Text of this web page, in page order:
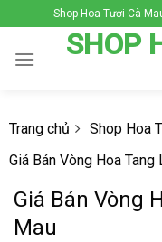
to
content
Shop Hoa Tươi Cà
SHOP
Trang chủ
Shop Hoa
Giá Bán Vòng Hoa Tang
Giá Bán Vòng
Mau